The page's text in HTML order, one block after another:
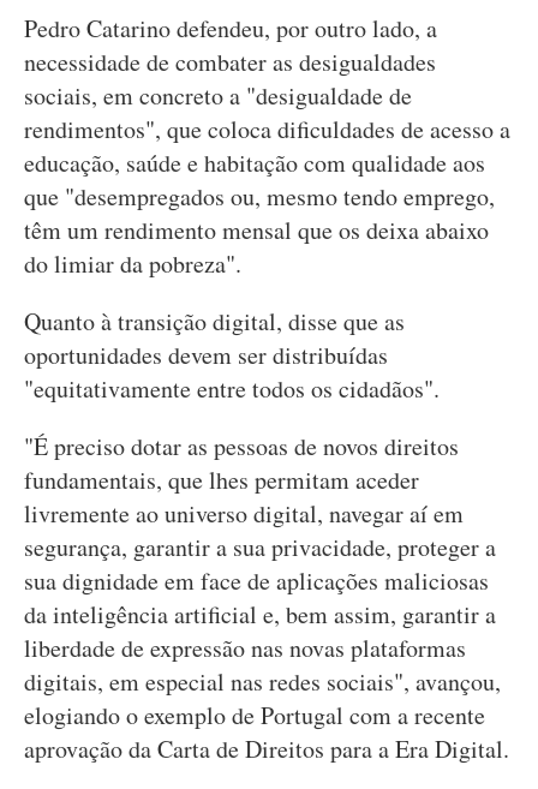
Pedro Catarino defendeu, por outro lado, a
necessidade de combater as desigualdades
sociais, em concreto a "desigualdade de
rendimentos", que coloca dificuldades de acesso a
educação, saúde e habitação com qualidade aos
que "desempregados ou, mesmo tendo emprego,
têm um rendimento mensal que os deixa abaixo
do limiar da pobreza".
Quanto à transição digital, disse que as
oportunidades devem ser distribuídas
"equitativamente entre todos os cidadãos".
"É preciso dotar as pessoas de novos direitos
fundamentais, que lhes permitam aceder
livremente ao universo digital, navegar aí em
segurança, garantir a sua privacidade, proteger a
sua dignidade em face de aplicações maliciosas
da inteligência artificial e, bem assim, garantir a
liberdade de expressão nas novas plataformas
digitais, em especial nas redes sociais", avançou,
elogiando o exemplo de Portugal com a recente
aprovação da Carta de Direitos para a Era Digital.